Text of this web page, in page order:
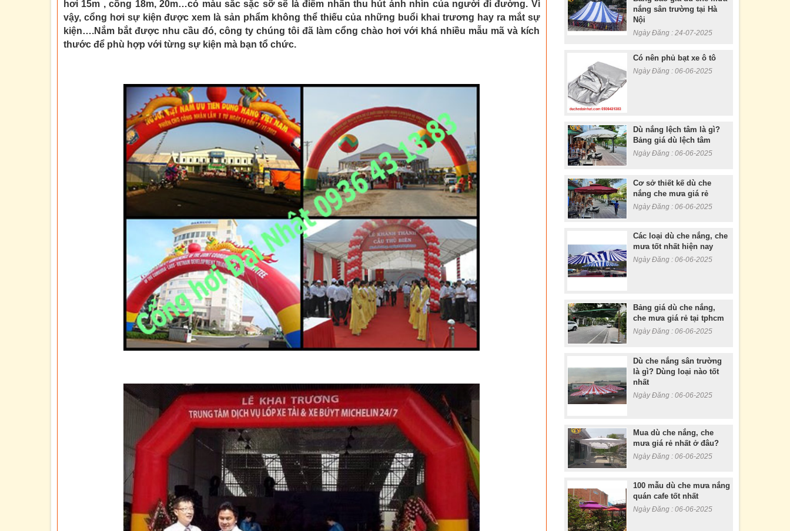
hơi 15m , cồng 18m, 20m…có màu sắc sặc sỡ sẽ là điểm nhấn thu hút ánh nhìn của người đi đường. Vì
vậy, cổng hơi sự kiện được xem là sản phẩm không thể thiếu của những buổi khai trương hay ra mắt sự
kiện….Nắm bắt được nhu cầu đó, công ty chúng tôi đã làm cổng chào hơi với khá nhiều mẫu mã và kích
thước để phù hợp với từng sự kiện mà bạn tổ chức.
nắng sân trường tại Hà
Nội
Ngày Đăng : 24-07-2025
Có nên phủ bạt xe ô tô
Ngày Đăng : 06-06-2025
Dù nắng lệch tâm là gì?
Bảng giá dù lệch tâm
Ngày Đăng : 06-06-2025
Cơ sở thiết kế dù che
nắng che mưa giá rẻ
Ngày Đăng : 06-06-2025
Các loại dù che nắng, che
mưa tốt nhất hiện nay
Ngày Đăng : 06-06-2025
Bảng giá dù che nắng,
che mưa giá rẻ tại tphcm
Ngày Đăng : 06-06-2025
Dù che nắng sân trường
là gì? Dùng loại nào tốt
nhất
Ngày Đăng : 06-06-2025
Mua dù che nắng, che
mưa giá rẻ nhất ở đâu?
Ngày Đăng : 06-06-2025
100 mẫu dù che mưa nắng
quán cafe tốt nhất
Ngày Đăng : 06-06-2025